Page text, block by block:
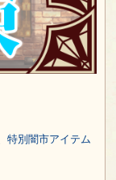
特別闇市アイテム